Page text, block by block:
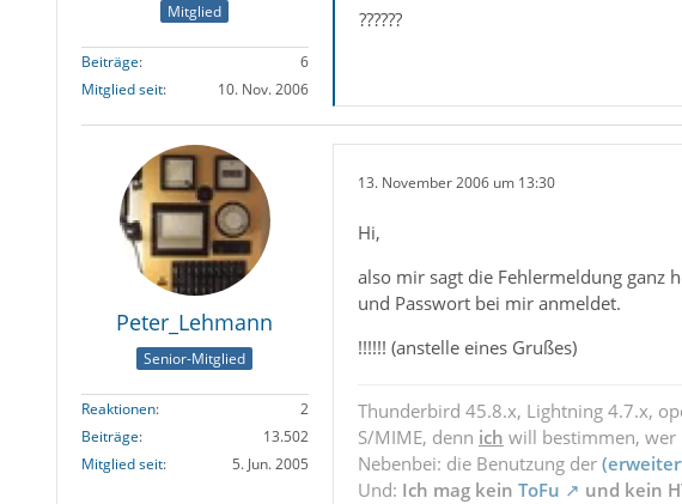
Mitglied
Beiträge
6
Mitglied seit
10. Nov. 2006
??????
Peter_Lehmann
Senior-Mitglied
Reaktionen
2
Beiträge
13.502
Mitglied seit
5. Jun. 2005
13. November 2006 um 13:30
Hi,
also mir sagt die Fehlermeldung ganz
und Passwort bei mir anmeldet.
!!!!!! (anstelle eines Grußes)
Thunderbird 45.8.x, Lightning 4.7.x,
S/MIME, denn ich will bestimmen, wer
Nebenbei: die Benutzung der
Und: Ich mag kein ToFu und kein